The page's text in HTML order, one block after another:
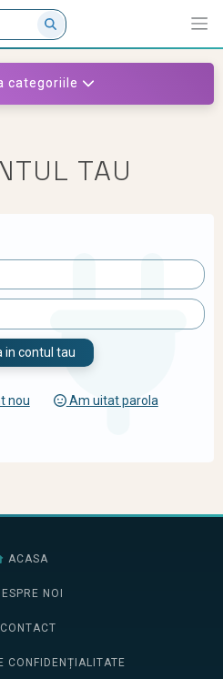
categoriile
TAU
in contul tau
nou Am uitat parola
ACASA
NOI
CONTACT
CONFIDENȚIALITATE